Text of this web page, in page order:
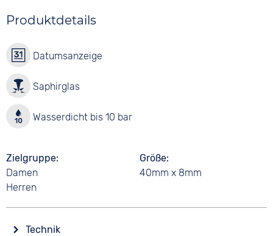
Produktdetails
Datumsanzeige
Saphirglas
Wasserdicht bis 10 bar
Zielgruppe
Damen
Herren
Größe
40mm x 8mm
Technik